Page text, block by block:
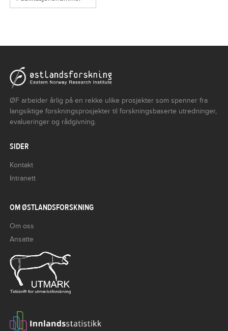
ØF arbeider årlig på en rekke ulike prosjekter som spenner fra
langsiktige forskningsprosjekter til forskningsbaserte utredninger,
evalueringer og rådgivning.
SIDER
Kontakt
Intranett
OM ØSTLANDSFORSKNING
Om oss
Ansatte